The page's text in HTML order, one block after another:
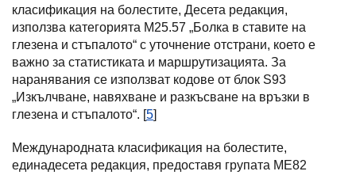
класификация на болестите, Десета редакция,
използва категорията M25.57 „Болка в ставите на
глезена и стъпалото“ с уточнение отстрани, което е
важно за статистиката и маршрутизацията. За
наранявания се използват кодове от блок S93
„Изкълчване, навяхване и разкъсване на връзки в
глезена и стъпалото“. [5]
Международната класификация на болестите,
единадесета редакция, предоставя групата ME82